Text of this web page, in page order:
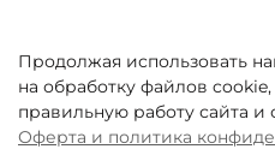
Покупателям
* Запрещенная сеть
Продолжая использовать
на обработку файлов
правильную работу сайта и
Оферта и политика